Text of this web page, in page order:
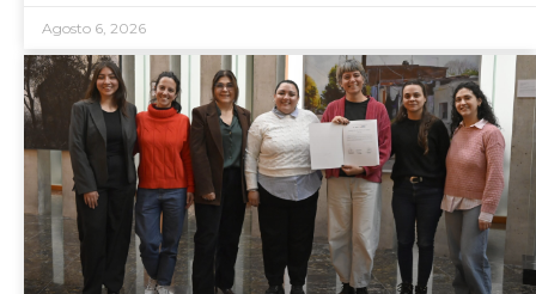
Agosto 6, 2026